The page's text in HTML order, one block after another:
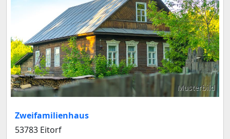
Musterbild
Zweifamilienhaus
53783 Eitorf